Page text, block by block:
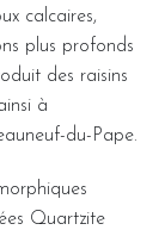
calcaires,
plus profonds
des raisins
à
du-Pape.
Quartzite